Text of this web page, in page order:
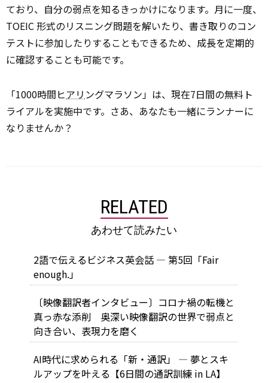
ており、自分の弱点を知るきっかけになります。月に一度、
TOEIC 形式のリスニング問題を解いたり、書き取りのコン
テストに参加したりすることもできるため、成長を定期的
に確認することも可能です。
「1000時間ヒアリ ングマラソン」は、現在7日間の無料ト
ライアルを実施中です。さあ、あなたも一緒にランナーに
なりませんか？
RELATED
あわせて読みたい
2語で伝えるビジネス英会話 — 第5回「Fair
enough.」
〔映像翻訳者インタビュー〕コロナ禍の転機と
真っ赤な添削 奥深い映像翻訳の世界で弱点と
向き合い、表現力を磨く
AI時代に求められる「新・通訳」 ― 夢とスキ
ルアップを叶える【6日間の通訳訓練 in LA】